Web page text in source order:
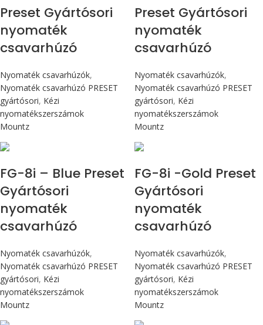
Preset Gyártósori
nyomaték
csavarhúzó
Nyomaték csavarhúzók,
Nyomaték csavarhúzó PRESET
gyártósori, Kézi
nyomatékszerszámok
Mountz
Preset Gyártósori
nyomaték
csavarhúzó
Nyomaték csavarhúzók,
Nyomaték csavarhúzó PRESET
gyártósori, Kézi
nyomatékszerszámok
Mountz
FG-8i – Blue Preset
Gyártósori
nyomaték
csavarhúzó
Nyomaték csavarhúzók,
Nyomaték csavarhúzó PRESET
gyártósori, Kézi
nyomatékszerszámok
Mountz
FG-8i -Gold Preset
Gyártósori
nyomaték
csavarhúzó
Nyomaték csavarhúzók,
Nyomaték csavarhúzó PRESET
gyártósori, Kézi
nyomatékszerszámok
Mountz